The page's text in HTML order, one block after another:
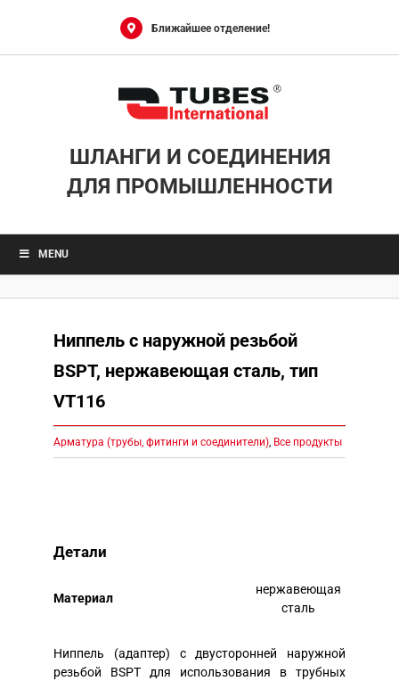
Ближайшее отделение!
ШЛАНГИ И СОЕДИНЕНИЯ
ДЛЯ ПРОМЫШЛЕННОСТИ
MENU
Ниппель с наружной резьбой
BSPT, нержавеющая сталь, тип
VT116
Арматура (трубы, фитинги и соединители), Все продукты
Детали
Mатериал
нержавеющая
сталь
Ниппель (адаптер) с двусторонней наружной
резьбой BSPT для использования в трубных